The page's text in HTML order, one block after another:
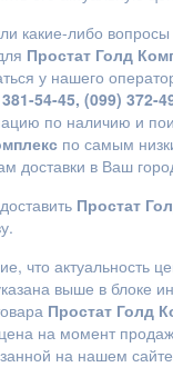
какие-либо
Простат Голд
у нашего
54-45, (099) 372-
по наличию и
по самым
доставки в Ваш
Простат
что актуальность
выше в блоке
Простат Голд
на момент
на нашем